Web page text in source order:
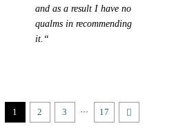
and as a result I have no
qualms in recommending
it.“
1 2 3 ··· 17